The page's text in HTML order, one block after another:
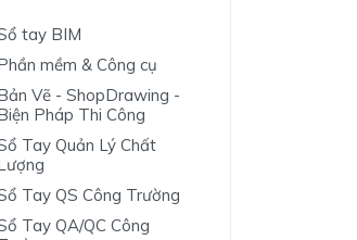
tay BIM
mềm & Công cụ
Vẽ - ShopDrawing -
Pháp Thi Công
Tay Quản Lý Chất
Tay QS Công Trường
Tay QA/QC Công